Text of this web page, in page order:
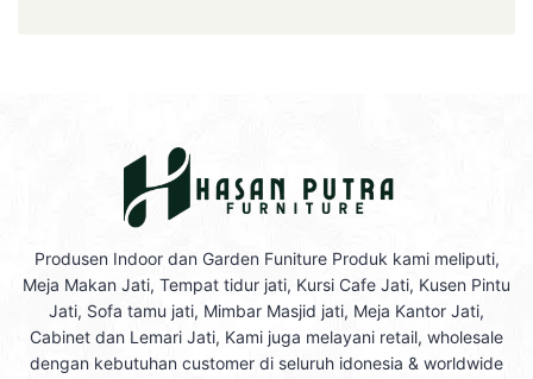
Produsen Indoor dan Garden Funiture Produk kami meliputi,
Meja Makan Jati, Tempat tidur jati, Kursi Cafe Jati, Kusen Pintu
Jati, Sofa tamu jati, Mimbar Masjid jati, Meja Kantor Jati,
Cabinet dan Lemari Jati, Kami juga melayani retail, wholesale
dengan kebutuhan customer di seluruh idonesia & worldwide